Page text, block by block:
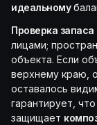
идеальному
Проверка запаса
лицами;
объекта. Если
верхнему краю,
оставалось
гарантирует,
защищает